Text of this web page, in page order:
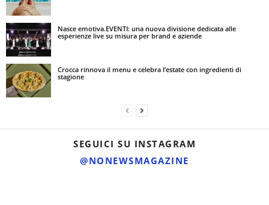
Nasce emotiva.EVENTI: una nuova divisione dedicata alle
esperienze live su misura per brand e aziende
Crocca rinnova il menu e celebra l’estate con ingredienti di
stagione
SEGUICI SU INSTAGRAM
@NONEWSMAGAZINE